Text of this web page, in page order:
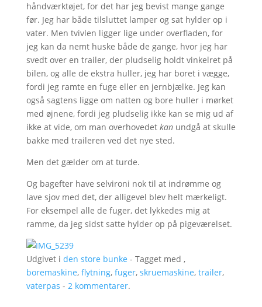
håndværktøjet, for det har jeg bevist mange gange
før. Jeg har både tilsluttet lamper og sat hylder op i
vater. Men tvivlen ligger lige under overfladen, for
jeg kan da nemt huske både de gange, hvor jeg har
svedt over en trailer, der pludselig holdt vinkelret på
bilen, og alle de ekstra huller, jeg har boret i vægge,
fordi jeg ramte en fuge eller en jernbjælke. Jeg kan
også sagtens ligge om natten og bore huller i mørket
med øjnene, fordi jeg pludselig ikke kan se mig ud af
ikke at vide, om man overhovedet kanundgå at skulle
bakke med traileren ved det nye sted.
Men det gælder om at turde.
Og bagefter have selvironi nok til at indrømme og
lave sjov med det, der alligevel blev helt mærkeligt.
For eksempel alle de fuger, det lykkedes mig at
ramme, da jeg sidst satte hylder op på pigeværelset.
Udgivet i den store bunke - Tagget med ,
boremaskine, flytning, fuger, skruemaskine, trailer,
vaterpas - 2 kommentarer.